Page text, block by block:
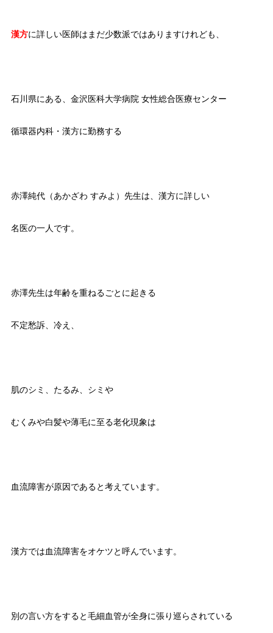
漢方に詳しい医師はまだ少数派ではありますけれども、
石川県にある、金沢医科大学病院 女性総合医療センター
循環器内科・漢方に勤務する
赤澤純代（あかざわ すみよ）先生は、漢方に詳しい
名医の一人です。
赤澤先生は年齢を重ねるごとに起きる
不定愁訴、冷え、
肌のシミ、たるみ、シミや
むくみや白髪や薄毛に至る老化現象は
血流障害が原因であると考えています。
漢方では血流障害をオケツと呼んでいます。
別の言い方をすると毛細血管が全身に張り巡らされている